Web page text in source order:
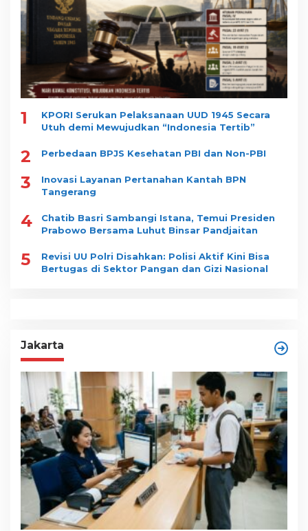
1
KPORI Serukan Pelaksanaan UUD 1945 Secara
Utuh demi Mewujudkan “Indonesia Tertib”
2 Perbedaan BPJS Kesehatan PBI dan Non-PBI
3
Inovasi Layanan Pertanahan Kantah BPN
Tangerang
4
Chatib Basri Sambangi Istana, Temui Presiden
Prabowo Bersama Luhut Binsar Pandjaitan
5
Revisi UU Polri Disahkan: Polisi Aktif Kini Bisa
Bertugas di Sektor Pangan dan Gizi Nasional
Jakarta